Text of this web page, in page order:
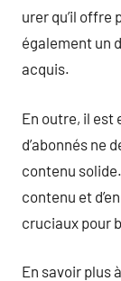
urer qu’il offre
également un
acquis.
En outre, il est
d’abonnés ne
contenu
contenu et
cruciaux pour
En savoir plus